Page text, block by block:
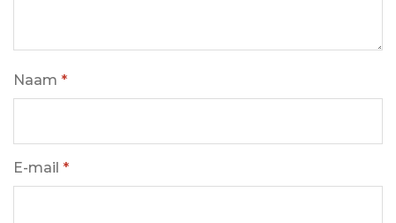
Naam *
E-mail *